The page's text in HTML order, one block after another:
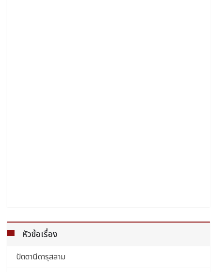
หัวข้อเรื่อง
ปัตตานีดารุสลาม